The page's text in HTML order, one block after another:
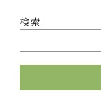
検索